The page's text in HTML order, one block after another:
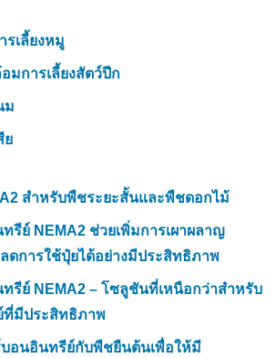
รเลี้ยงหมู
มการเลี้ยงสัตว์ปีก
ม
ย
สำหรับพืชระยะสั้นและพืชดอกไม้
ย์ NEMA2 ช่วยเพิ่มการเผาผลาญ
ดการใช้ปุ๋ยได้อย่างมีประสิทธิภาพ
ย์ NEMA2 – โซลูชันที่เหนือกว่าสำหรับ
ที่มีประสิทธิภาพ
อนอินทรีย์กับพืชยืนต้นเพื่อให้มี